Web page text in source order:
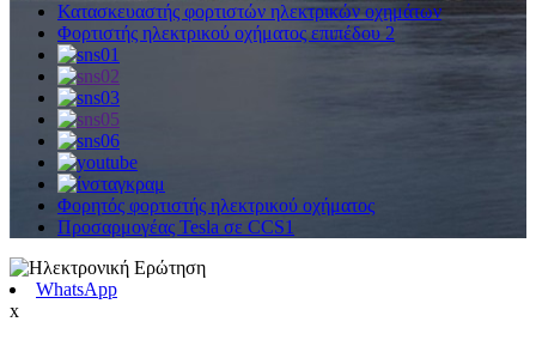
Κατασκευαστής φορτιστών ηλεκτρικών οχημάτων
Φορτιστής ηλεκτρικού οχήματος επιπέδου 2
Φορητός φορτιστής ηλεκτρικού οχήματος
Προσαρμογέας Tesla σε CCS1
WhatsApp
x